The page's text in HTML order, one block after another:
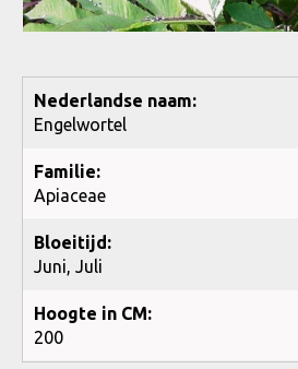
Nederlandse naam:
Engelwortel
Familie:
Apiaceae
Bloeitijd:
Juni, Juli
Hoogte in CM:
200